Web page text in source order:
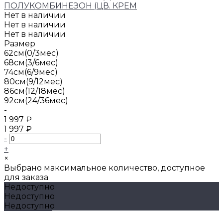
ПОЛУКОМБИНЕЗОН (ЦВ. КРЕМ
Нет в наличии
Нет в наличии
Нет в наличии
Размер
62см(0/3мес)
68см(3/6мес)
74см(6/9мес)
80см(9/12мес)
86см(12/18мес)
92см(24/36мес)
-
1 997 ₽
1 997 ₽
-
+
×
Выбрано максимальное количество, доступное
для заказа
Недоступно
Недоступно
Недоступно